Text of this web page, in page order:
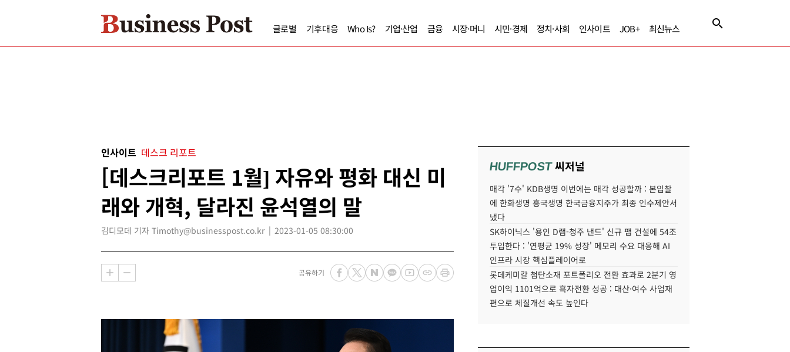
글로벌 기후대응 Who Is? 기업·산업 금융 시장·머니 시민·경제 정치·사회 인사이트 JOB+ 최신뉴스
인사이트 데스크 리포트
[데스크리포트 1월] 자유와 평화 대신 미
래와 개혁, 달라진 윤석열의 말
김디모데 기자 Timothy@businesspost.co.kr 2023-01-05 08:30:00
공유하기
HUFFPOST씨저널
매각 '7수' KDB생명 이번에는 매각 성공할까 : 본입찰
에 한화생명 흥국생명 한국금융지주가 최종 인수제안서
냈다
SK하이닉스 '용인 D램-청주 낸드' 신규 팹 건설에 54조
투입한다 : '연평균 19% 성장' 메모리 수요 대응해 AI
인프라 시장 핵심플레이어로
롯데케미칼 첨단소재 포트폴리오 전환 효과로 2분기 영
업이익 1101억으로 흑자전환 성공 : 대산·여수 사업재
편으로 체질개선 속도 높인다